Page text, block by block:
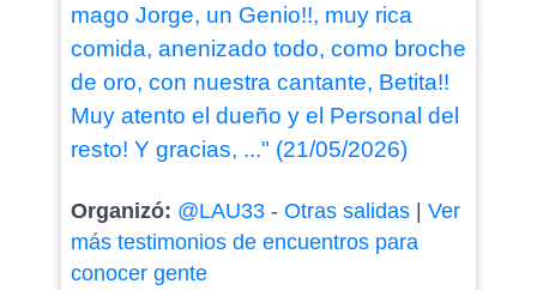
mago Jorge, un Genio!!, muy rica
comida, anenizado todo, como broche
de oro, con nuestra cantante, Betita!!
Muy atento el dueño y el Personal del
resto! Y gracias, ..." (21/05/2026)
Organizó: @LAU33- Otras salidas| Ver
más testimonios de encuentros para
conocer gente